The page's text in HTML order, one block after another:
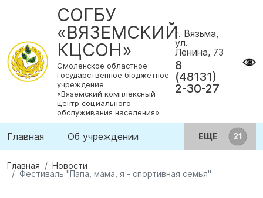
СОГБУ
«ВЯЗЕМСКИЙ
КЦСОН»
Смоленское областное
государственное бюджетное
учреждение
«Вяземский комплексный
центр социального
обслуживания населения»
г. Вязьма,
ул.
Ленина, 73
8
(48131)
2-30-27
Главная Об учреждении ЕЩЕ
Главная
Новости
Фестиваль "Папа, мама, я - спортивная семья"